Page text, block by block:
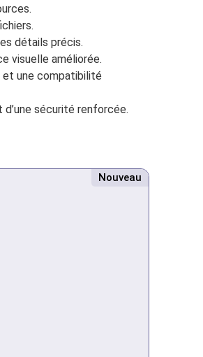
détails précis.
visuelle améliorée.
une compatibilité
sécurité renforcée.
Nouveau